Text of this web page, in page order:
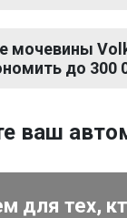
мочевины
до 300
ваш
для тех,